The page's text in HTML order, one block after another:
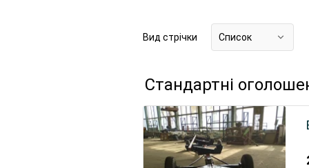
Вид стрічки Список
Стандартні